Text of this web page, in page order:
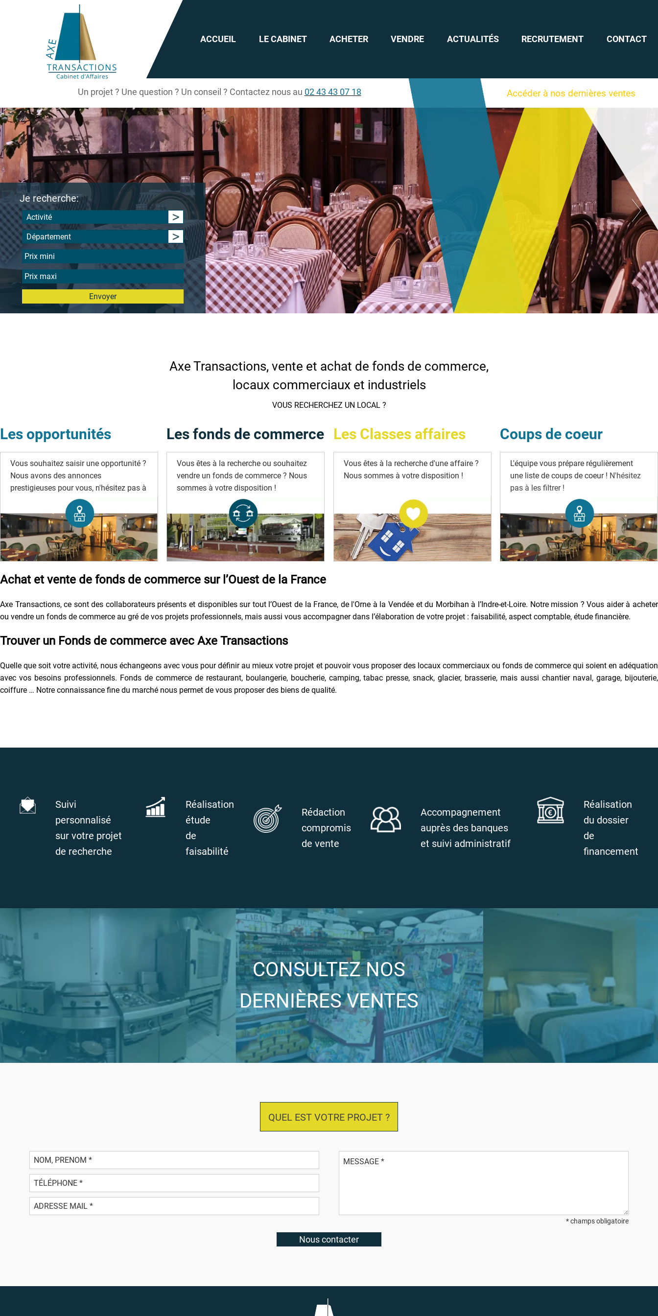
ACCUEIL LE CABINET ACHETER VENDRE ACTUALITÉS RECRUTEMENT CONTACT
Un projet ? Une question ? Un conseil ? Contactez nous au 02 43 43 07 18 Accéder à nos dernières ventes
Je recherche:
Activité
Département
Envoyer
Axe Transactions, vente et achat de fonds de commerce,
locaux commerciaux et industriels
VOUS RECHERCHEZ UN LOCAL ?
Les opportunités
Vous souhaitez saisir une opportunité ?
Nous avons des annonces
prestigieuses pour vous, n'hésitez pas à
Les fonds de commerce
Vous êtes à la recherche ou souhaitez
vendre un fonds de commerce ? Nous
sommes à votre disposition !
Les Classes affaires
Vous êtes à la recherche d'une affaire ?
Nous sommes à votre disposition !
Coups de coeur
L'équipe vous prépare régulièrement
une liste de coups de coeur ! N'hésitez
pas à les filtrer !
Achat et vente de fonds de commerce sur l’Ouest de la France
Axe Transactions, ce sont des collaborateurs présents et disponibles sur tout l’Ouest de la France, de l'Orne à la Vendée et du Morbihan à l’Indre-et-Loire. Notre mission ? Vous aider à acheter
ou vendre un fonds de commerce au gré de vos projets professionnels, mais aussi vous accompagner dans l’élaboration de votre projet : faisabilité, aspect comptable, étude financière.
Trouver un Fonds de commerce avec Axe Transactions
Quelle que soit votre activité, nous échangeons avec vous pour définir au mieux votre projet et pouvoir vous proposer des locaux commerciaux ou fonds de commerce qui soient en adéquation
avec vos besoins professionnels. Fonds de commerce de restaurant, boulangerie, boucherie, camping, tabac presse, snack, glacier, brasserie, mais aussi chantier naval, garage, bijouterie,
coiffure … Notre connaissance fine du marché nous permet de vous proposer des biens de qualité.
Suivi
personnalisé
sur votre projet
de recherche
Réalisation
étude
de
faisabilité
Rédaction
compromis
de vente
Accompagnement
auprès des banques
et suivi administratif
Réalisation
du dossier
de
financement
CONSULTEZ NOS
DERNIÈRES VENTES
QUEL EST VOTRE PROJET ?
* champs obligatoire